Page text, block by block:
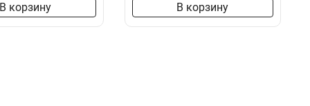
В корзину В корзину